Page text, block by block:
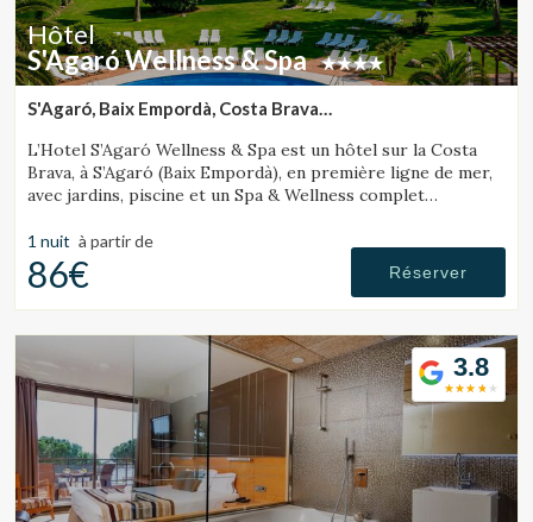
Hôtel
S'Agaró Wellness & Spa
S'Agaró, Baix Empordà, Costa Brava
L’Hotel S’Agaró Wellness & Spa est un hôtel sur la Costa
Brava, à S’Agaró (Baix Empordà), en première ligne de mer,
avec jardins, piscine et un Spa & Wellness complet
1 nuit à partir de
86€ Réserver
3.8
Ces cookies sont utilisés pour stocker des informations sur
les préférences et les choix personnels de l'utilisateur
grâce à l'observation continue de ses habitudes de
navigation. Grâce à eux, nous pouvons connaître les
habitudes de navigation sur le site Web et afficher des
publicités liées au profil de navigation de l'utilisateur.